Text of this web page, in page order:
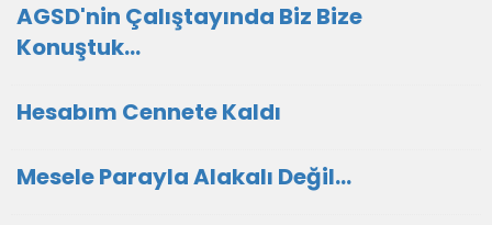
AGSD'nin Çalıştayında Biz Bize
Konuştuk...
Hesabım Cennete Kaldı
Mesele Parayla Alakalı Değil...